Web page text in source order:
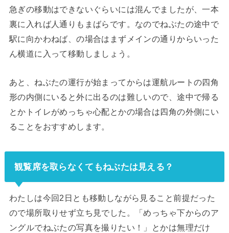
急ぎの移動はできないぐらいには混んでましたが、一本
裏に入れば人通りもまばらです。なのでねぶたの途中で
駅に向かわねば、の場合はまずメインの通りからいった
ん横道に入って移動しましょう。
あと、ねぶたの運行が始まってからは運航ルートの四角
形の内側にいると外に出るのは難しいので、途中で帰る
とかトイレがめっちゃ心配とかの場合は四角の外側にい
ることをおすすめします。
観覧席を取らなくてもねぶたは見える？
わたしは今回2日とも移動しながら見ること前提だった
ので場所取りせず立ち見でした。「めっちゃ下からのア
ングルでねぶたの写真を撮りたい！」とかは無理だけ